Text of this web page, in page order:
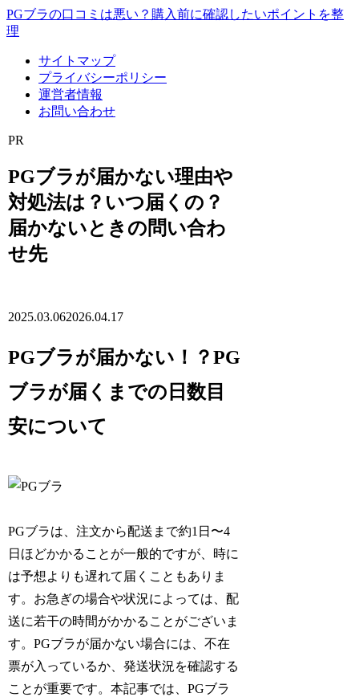
PGブラの口コミは悪い？購入前に確認したいポイントを整
理
サイトマップ
プライバシーポリシー
運営者情報
お問い合わせ
PR
PGブラが届かない理由や
対処法は？いつ届くの？
届かないときの問い合わ
せ先
2025.03.062026.04.17
PGブラが届かない！？PG
ブラが届くまでの日数目
安について
PGブラは、注文から配送まで約1日〜4
日ほどかかることが一般的ですが、時に
は予想よりも遅れて届くこともありま
す。お急ぎの場合や状況によっては、配
送に若干の時間がかかることがございま
す。PGブラが届かない場合には、不在
票が入っているか、発送状況を確認する
ことが重要です。本記事では、PGブラ